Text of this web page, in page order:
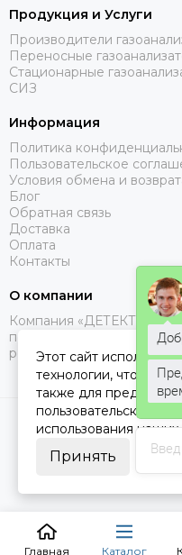
Продукция и Услуги
Производители
Переносные
Стационарные
СИЗ
Информация
Политика
Пользовательское
Условия обмена и
Блог
Обратная связь
Доставка
Оплата
Контакты
О компании
Компания «ДЕТЕКТОР
поставках
регионах РФ.
2026 ©
Главная Каталог
Этот сайт
технологии, чтобы
также для
пользовательского
использования наших
Принять